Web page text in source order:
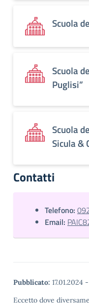
Scuola
Scuola
Puglisi”
Scuola
Sicula &
Contatti
Telefono:
Email:
Pubblicato: 17.01.2024 -
Eccetto dove